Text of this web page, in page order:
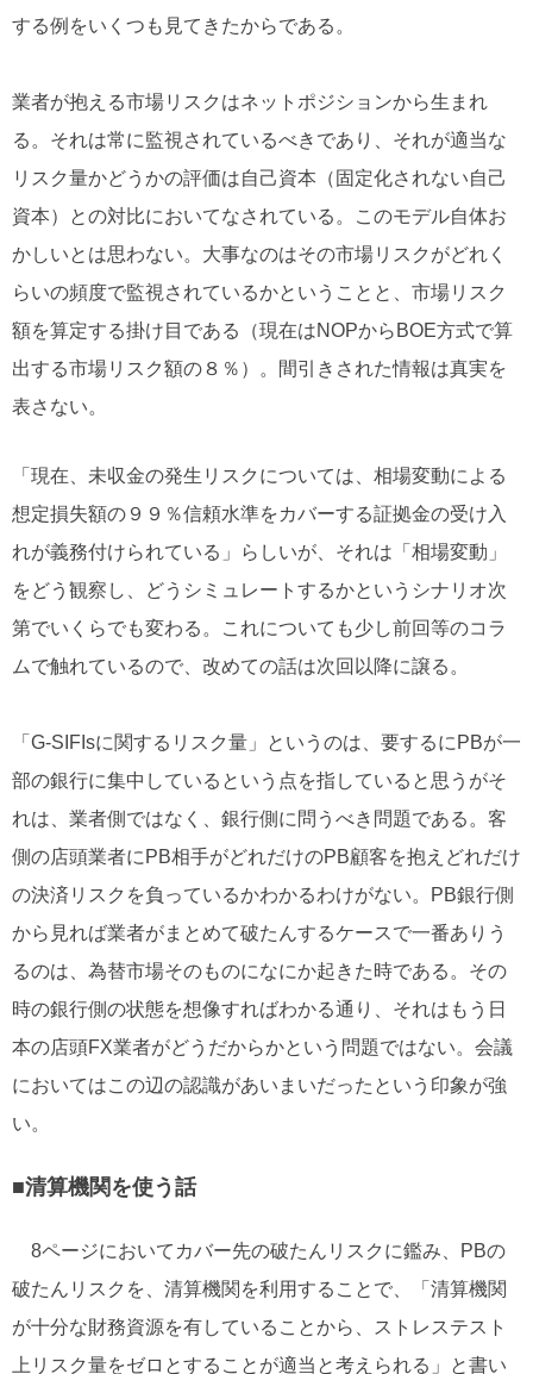
する例をいくつも見てきたからである。
業者が抱える市場リスクはネットポジションから生まれ
る。それは常に監視されているべきであり、それが適当な
リスク量かどうかの評価は自己資本（固定化されない自己
資本）との対比においてなされている。このモデル自体お
かしいとは思わない。大事なのはその市場リスクがどれく
らいの頻度で監視されているかということと、市場リスク
額を算定する掛け目である（現在はNOPからBOE方式で算
出する市場リスク額の８％）。間引きされた情報は真実を
表さない。
「現在、未収金の発生リスクについては、相場変動による
想定損失額の９９％信頼水準をカバーする証拠金の受け入
れが義務付けられている」らしいが、それは「相場変動」
をどう観察し、どうシミュレートするかというシナリオ次
第でいくらでも変わる。これについても少し前回等のコラ
ムで触れているので、改めての話は次回以降に譲る。
「G-SIFIsに関するリスク量」というのは、要するにPBが一
部の銀行に集中しているという点を指していると思うがそ
れは、業者側ではなく、銀行側に問うべき問題である。客
側の店頭業者にPB相手がどれだけのPB顧客を抱えどれだけ
の決済リスクを負っているかわかるわけがない。PB銀行側
から見れば業者がまとめて破たんするケースで一番ありう
るのは、為替市場そのものになにか起きた時である。その
時の銀行側の状態を想像すればわかる通り、それはもう日
本の店頭FX業者がどうだからかという問題ではない。会議
においてはこの辺の認識があいまいだったという印象が強
い。
■清算機関を使う話
8ページにおいてカバー先の破たんリスクに鑑み、PBの
破たんリスクを、清算機関を利用することで、「清算機関
が十分な財務資源を有していることから、ストレステスト
上リスク量をゼロとすることが適当と考えられる」と書い